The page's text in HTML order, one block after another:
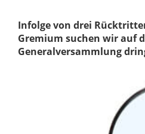
Infolge von drei
Gremium suchen wir auf
Generalversammlung